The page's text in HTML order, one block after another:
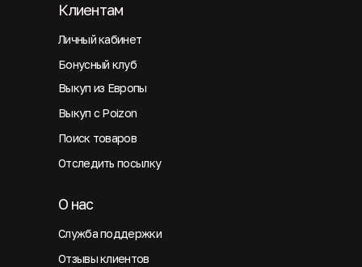
Личный кабинет
Клиентам
Бонусный клуб
Выкуп из Европы
Выкуп с Poizon
Поиск товаров
Отследить посылку
Служба поддержки
О нас
Отзывы клиентов